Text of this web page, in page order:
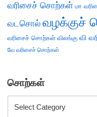
வரிசைச் சொற்கள் மா
வடசொல் வழக்குச்
வரிசைச் சொற்கள் விலங்கு வி
வே வரிசைச் சொற்கள்
சொற்கள்